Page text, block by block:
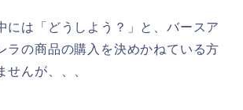
には「どうしよう？」と、バースア
ラの商品の購入を決めかねている方
せんが、、、